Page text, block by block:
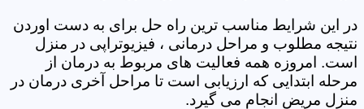
در این شرایط مناسب ترین راه حل برای به دست اوردن
نتیجه مطلوب و مراحل درمانی ، فیزیوتراپی در منزل
است. امروزه همه فعالیت های مربوط به درمان از
مرحله ابتدایی که ارزیابی است تا مراحل آخری درمان در
منزل مریض انجام می گیرد.